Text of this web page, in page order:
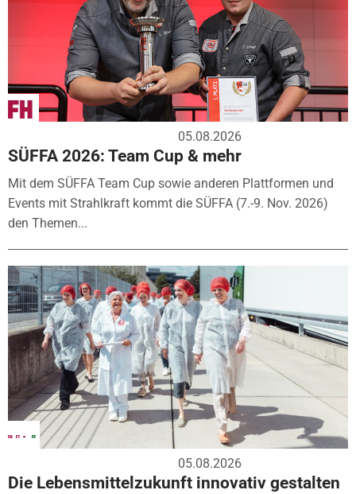
05.08.2026
SÜFFA 2026: Team Cup & mehr
Mit dem SÜFFA Team Cup sowie anderen Plattformen und
Events mit Strahlkraft kommt die SÜFFA (7.-9. Nov. 2026)
den Themen...
05.08.2026
Die Lebensmittelzukunft innovativ gestalten